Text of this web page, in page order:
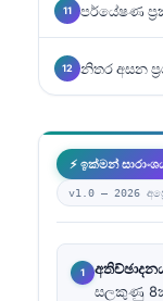
පර්යේෂණ
නිතර අසන
⚡ ඉක්මන්
v1.0 — 2026
සලකුණු